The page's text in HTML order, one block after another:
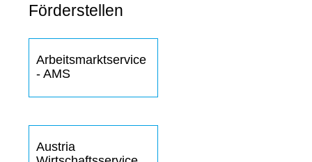
Förderstellen
Arbeitsmarktservice
- AMS
Austria